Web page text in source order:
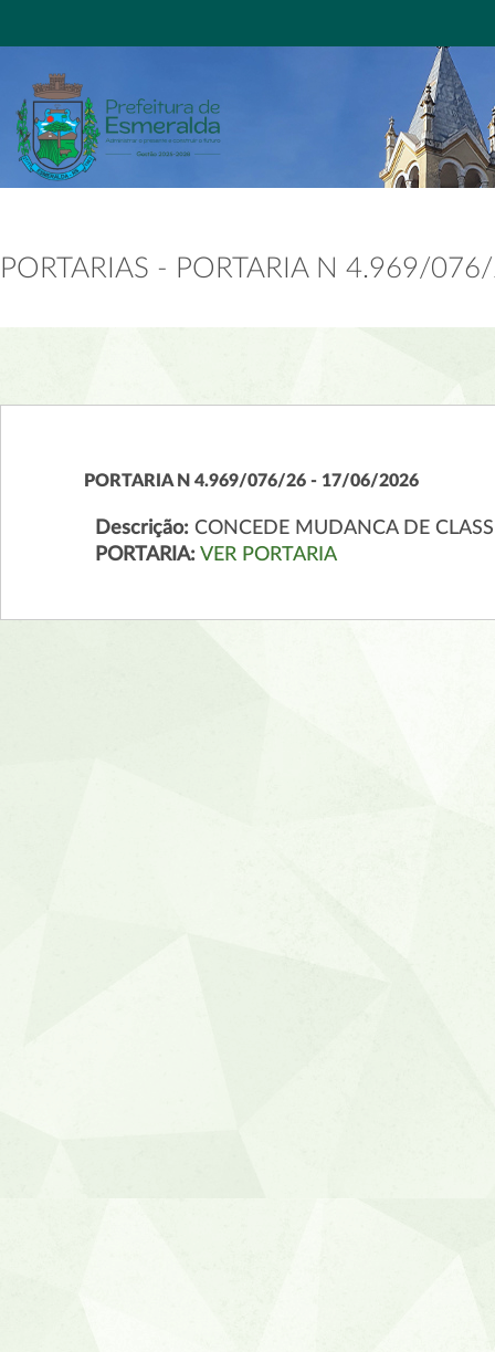
PORTARIAS - PORTARIA N 4.969/
PORTARIA N 4.969/076/26 - 17/06/2026
Descrição:CONCEDE MUDANCA DE
PORTARIA: VER PORTARIA